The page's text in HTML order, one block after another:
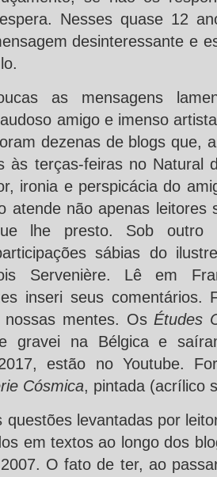
Nesses quase 12
desinteressante e
as mensagens
amigo e imenso
dezenas de blogs que,
às terças-feiras no Natural
ironia e perspicácia do
atende não apenas leitores
lhe presto. Sob outro
sábias do
Servenière. Lê em
inseri seus comentários.
nossas mentes. Os Études
gravei na Bélgica e
estão no Youtube.
Cósmica, pintada (acrílico
questões levantadas por
em textos ao longo dos
O fato de ter, ao